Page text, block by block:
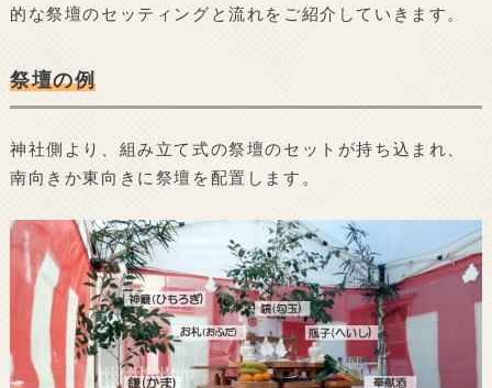
的な祭壇のセッティングと流れをご紹介していきます。
祭壇の例
神社側より、組み立て式の祭壇のセットが持ち込まれ、
南向きか東向きに祭壇を配置します。